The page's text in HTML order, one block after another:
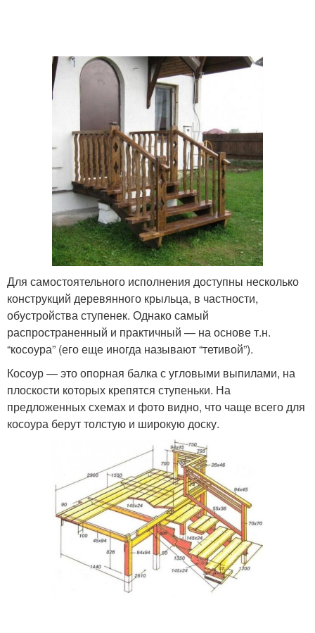
Для самостоятельного исполнения доступны несколько
конструкций деревянного крыльца, в частности,
обустройства ступенек. Однако самый
распространенный и практичный — на основе т.н.
“косоура” (его еще иногда называют “тетивой”).
Косоур — это опорная балка с угловыми выпилами, на
плоскости которых крепятся ступеньки. На
предложенных схемах и фото видно, что чаще всего для
косоура берут толстую и широкую доску.